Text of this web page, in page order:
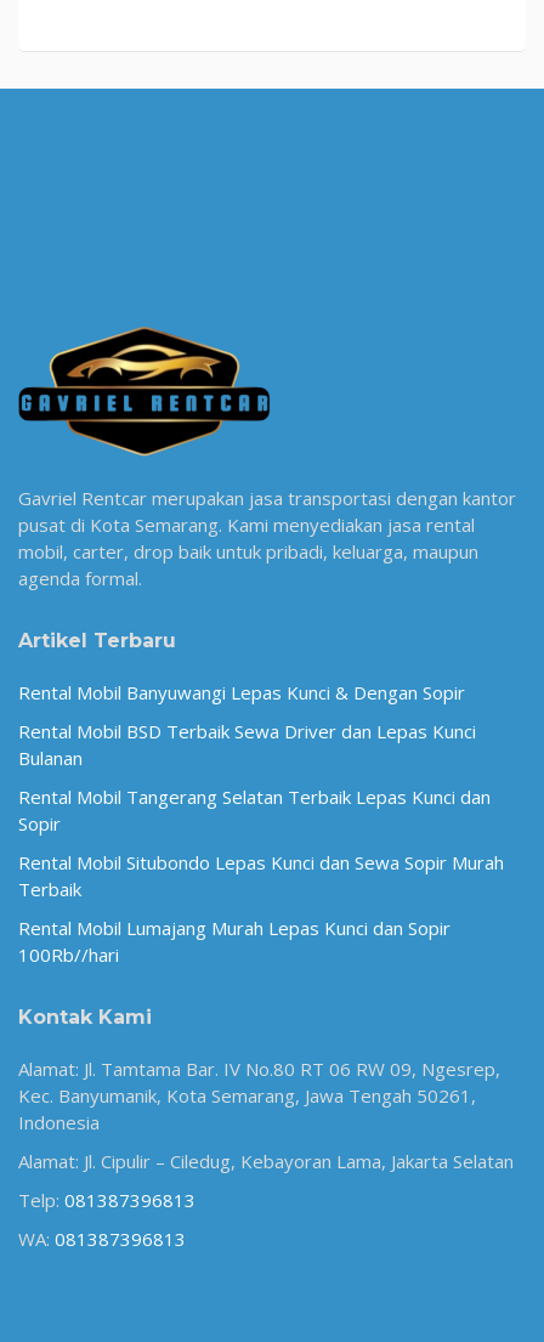
Gavriel Rentcar merupakan jasa transportasi dengan kantor
pusat di Kota Semarang. Kami menyediakan jasa rental
mobil, carter, drop baik untuk pribadi, keluarga, maupun
agenda formal.
Artikel Terbaru
Rental Mobil Banyuwangi Lepas Kunci & Dengan Sopir
Rental Mobil BSD Terbaik Sewa Driver dan Lepas Kunci
Bulanan
Rental Mobil Tangerang Selatan Terbaik Lepas Kunci dan
Sopir
Rental Mobil Situbondo Lepas Kunci dan Sewa Sopir Murah
Terbaik
Rental Mobil Lumajang Murah Lepas Kunci dan Sopir
100Rb//hari
Kontak Kami
Alamat: Jl. Tamtama Bar. IV No.80 RT 06 RW 09, Ngesrep,
Kec. Banyumanik, Kota Semarang, Jawa Tengah 50261,
Indonesia
Alamat: Jl. Cipulir – Ciledug, Kebayoran Lama, Jakarta Selatan
Telp: 081387396813
WA: 081387396813